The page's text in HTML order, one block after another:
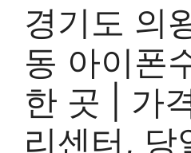
경기도 의
동 아이폰
한 곳 | 가
리센터, 당